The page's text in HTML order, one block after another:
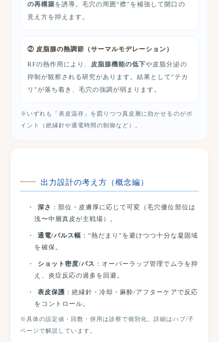
の再構築を誘導。毛穴の周囲“襟”を補強して開口の
見え方を抑えます。
② 皮脂腺の熱調節（サーマルモデレーション）
RFの熱作用により、 皮脂腺機能の低下や皮脂分泌の
抑制が観察される研究があります。結果として“テカ
リ”が落ち着き、毛穴の強調が弱まります。
※いずれも「表皮温存」を図りつつ真皮層に効かせるのがポ
イント（絶縁針や通電時間の制御など）。
出力設計の考え方（概念編）
深さ ：部位・皮膚厚に応じて可変（毛穴優位部位は
浅〜中層真皮が主戦場）。
通電/パルス幅 ：“熱だまり” を避けつつ十分な凝固域
を確保。
ショット密度/パス ：オーバーラップ管理でムラを抑
え、炎症反応の過多を回避。
表皮保護 ：絶縁針・冷却・麻酔/アフターケアで反応
をコントロール。
※具体の設定値・回数・併用は診察で個別化。詳細はハブ/子
ページで解説しています。